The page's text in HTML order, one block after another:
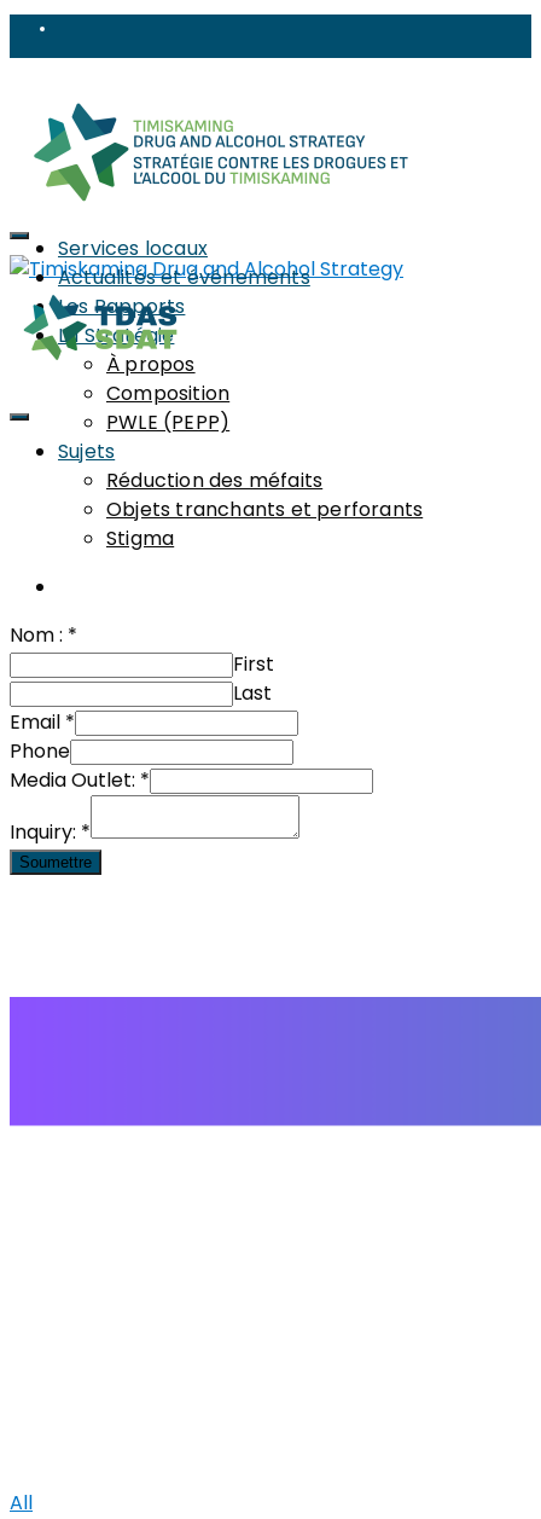
Services locaux
Actualités et événements
Les Rapports
La Stratégie
À propos
Composition
PWLE (PEPP)
Sujets
Réduction des méfaits
Objets tranchants et perforants
Stigma
Media Inquiries
Nom : *
First
Last
Email *
Phone
Media Outlet: *
Inquiry: *
Soumettre
All